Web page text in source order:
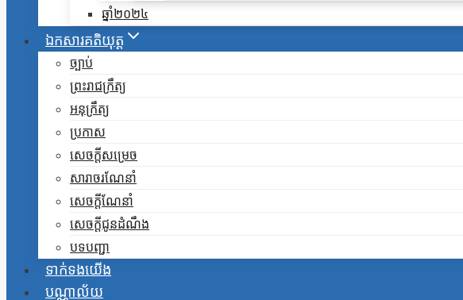
ឆ្នាំ២០២៤
ឯកសារគតិយុត្ត
ច្បាប់
ព្រះរាជក្រឹត្យ
អនុក្រឹត្យ
ប្រកាស
សេចក្តីសម្រេច
សារាចរណែនាំ
សេចក្តីណែនាំ
សេចក្តីជូនដំណឹង
បទបញ្ជា
ទាក់ទងយើង
បណ្ណាល័យ